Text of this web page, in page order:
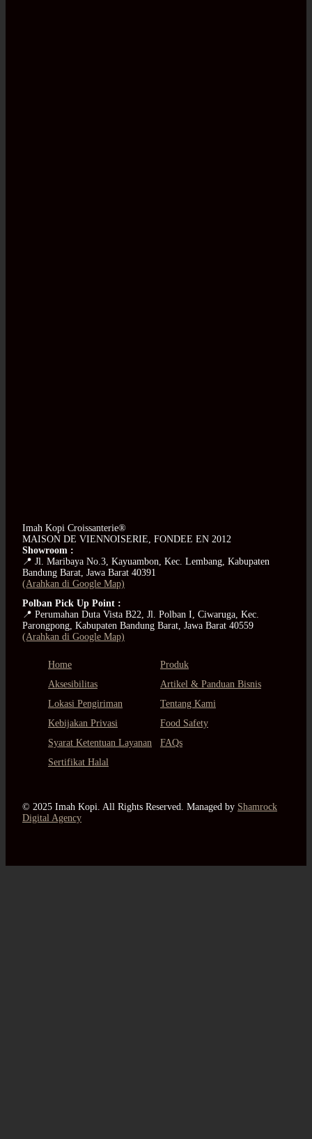
Imah Kopi Croissanterie®
MAISON DE VIENNOISERIE, FONDEE EN 2012
Showroom :
📍 Jl. Maribaya No.3, Kayuambon, Kec. Lembang, Kabupaten
Bandung Barat, Jawa Barat 40391
(Arahkan di Google Map)
Polban Pick Up Point :
📍 Perumahan Duta Vista B22, Jl. Polban I, Ciwaruga, Kec.
Parongpong, Kabupaten Bandung Barat, Jawa Barat 40559
(Arahkan di Google Map)
Home
Produk
Aksesibilitas
Artikel & Panduan Bisnis
Lokasi Pengiriman
Tentang Kami
Kebijakan Privasi
Food Safety
Syarat Ketentuan Layanan
FAQs
Sertifikat Halal
© 2025 Imah Kopi. All Rights Reserved. Managed by Shamrock
Digital Agency